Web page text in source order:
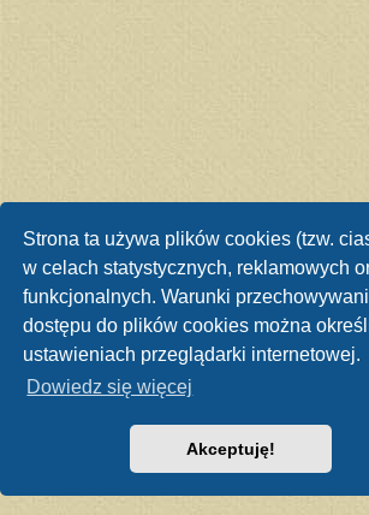
Strona ta używa plików cookies (tzw.
w celach statystycznych, reklamowych
funkcjonalnych. Warunki
dostępu do plików cookies można
ustawieniach przeglądarki internetowej.
Dowiedz się więcej
Akceptuję!